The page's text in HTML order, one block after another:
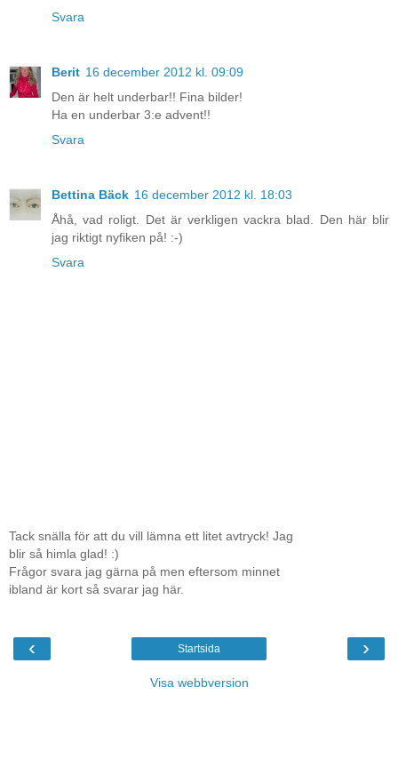
Svara
Berit 16 december 2012 kl. 09:09
Den är helt underbar!! Fina bilder!
Ha en underbar 3:e advent!!
Svara
Bettina Bäck 16 december 2012 kl. 18:03
Åhå, vad roligt. Det är verkligen vackra blad. Den här blir
jag riktigt nyfiken på! :-)
Svara
Tack snälla för att du vill lämna ett litet avtryck! Jag
blir så himla glad! :)
Frågor svara jag gärna på men eftersom minnet
ibland är kort så svarar jag här.
‹ ›
Startsida
Visa webbversion